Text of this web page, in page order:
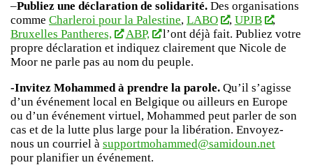
–Publiez une déclaration de solidarité. Des organisations
comme Charleroi pour la Palestine, LABO , UPJB
,
Bruxelles Pantheres,
ABP,
l’ont déjà fait. Publiez votre
propre déclaration et indiquez clairement que Nicole de
Moor ne parle pas au nom du peuple.
-Invitez Mohammed à prendre la parole. Qu’il s’agisse
d’un événement local en Belgique ou ailleurs en Europe
ou d’un événement virtuel, Mohammed peut parler de son
cas et de la lutte plus large pour la libération. Envoyez-
nous un courriel à supportmohammed@samidoun.net
pour planifier un événement.